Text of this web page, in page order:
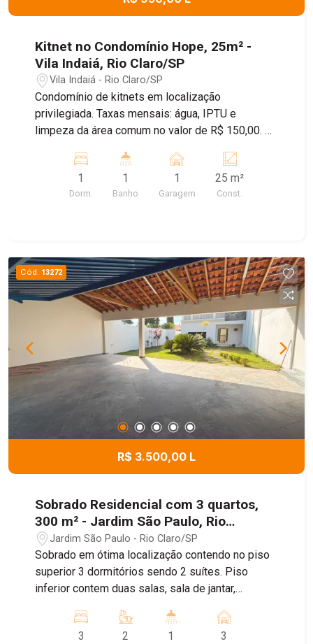
Kitnet no Condomínio Hope, 25m² -
Vila Indaiá, Rio Claro/SP
Vila Indaiá - Rio Claro/SP
Condomínio de kitnets em localização
privilegiada. Taxas mensais: água, IPTU e
limpeza da área comum no valor de R$ 150,00. O
equipada com duas máquinas de lavar roupas.
Agende sua visita!
1
Dorm.
1
Banho
1
Garagem
25 m²
Const.
Cód. 13272
R$ 3.500,00 L
Sobrado Residencial com 3 quartos,
300 m² - Jardim São Paulo, Rio
Claro/SP
Jardim São Paulo - Rio Claro/SP
Sobrado em ótima localização contendo no piso
superior 3 dormitórios sendo 2 suítes. Piso
inferior contem duas salas, sala de jantar,
garagem.
3
2 1 3